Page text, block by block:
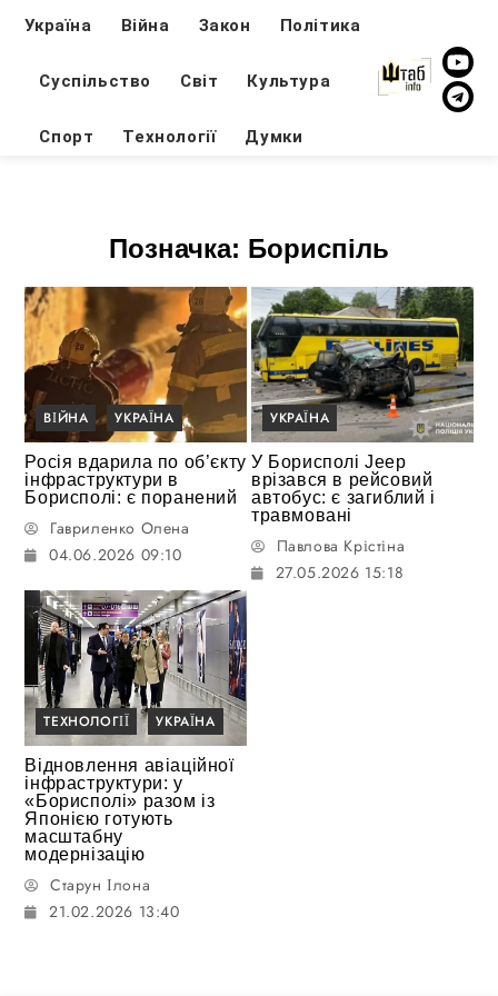
Україна Війна Закон Політика
Суспільство Світ Культура
Спорт Технології Думки
Позначка: Бориспіль
ВІЙНА УКРАЇНА
Росія вдарила по об’єкту
інфраструктури в
Борисполі: є поранений
Гавриленко Олена
04.06.2026 09:10
УКРАЇНА
У Борисполі Jeep
врізався в рейсовий
автобус: є загиблий і
травмовані
Павлова Крістіна
27.05.2026 15:18
ТЕХНОЛОГІЇ УКРАЇНА
Відновлення авіаційної
інфраструктури: у
«Борисполі» разом із
Японією готують
масштабну
модернізацію
Старун Ілона
21.02.2026 13:40